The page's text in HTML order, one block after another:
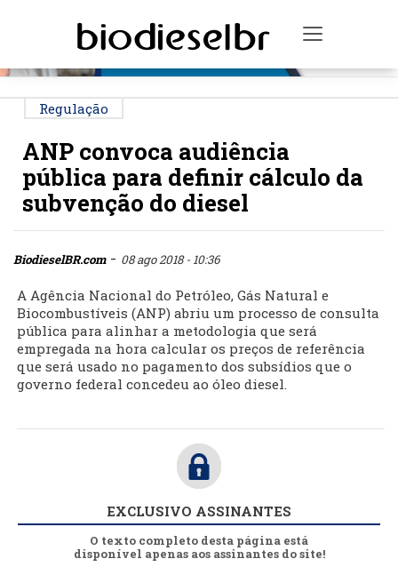
Toggle
Regulação
ANP convoca audiência
pública para definir cálculo da
subvenção do diesel
BiodieselBR.com- 08 ago 2018 - 10:36
A Agência Nacional do Petróleo, Gás Natural e
Biocombustíveis (ANP) abriu um processo de consulta
pública para alinhar a metodologia que será
empregada na hora calcular os preços de referência
que será usado no pagamento dos subsídios que o
governo federal concedeu ao óleo diesel.
EXCLUSIVO ASSINANTES
O texto completo desta página está
disponível apenas aos assinantes do site!